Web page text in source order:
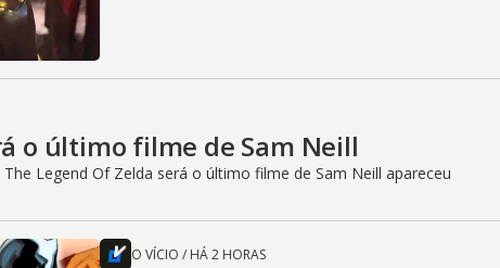
o último filme de Sam Neill
Legend Of Zelda será o último filme de Sam Neill apareceu
O VÍCIO / HÁ 2 HORAS